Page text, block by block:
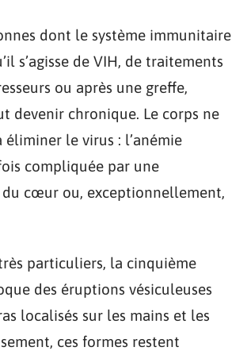
dont le système immunitaire
s’agisse de VIH, de traitements
ou après une greffe,
devenir chronique. Le corps ne
éliminer le virus : l’anémie
compliquée par une
cœur ou, exceptionnellement,
particuliers, la cinquième
des éruptions vésiculeuses
localisés sur les mains et les
ces formes restent